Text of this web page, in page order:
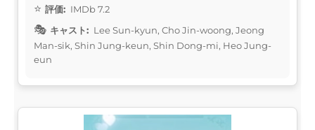
評価: IMDb 7.2
キャスト: Lee Sun-kyun, Cho Jin-woong, Jeong
Man-sik, Shin Jung-keun, Shin Dong-mi, Heo Jung-
eun